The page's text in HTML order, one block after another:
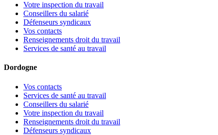
Votre inspection du travail
Conseillers du salarié
Défenseurs syndicaux
Vos contacts
Renseignements droit du travail
Services de santé au travail
Dordogne
Vos contacts
Services de santé au travail
Conseillers du salarié
Votre inspection du travail
Renseignements droit du travail
Défenseurs syndicaux